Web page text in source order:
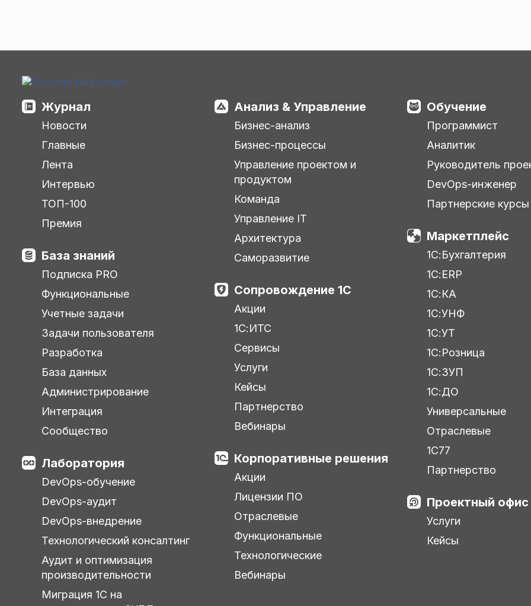
Журнал
Новости
Главные
Лента
Интервью
ТОП-100
Премия
База знаний
Подписка PRO
Функциональные
Учетные задачи
Задачи пользователя
Разработка
База данных
Администрирование
Интеграция
Сообщество
Лаборатория
DevOps-обучение
DevOps-аудит
DevOps-внедрение
Технологический консалтинг
Аудит и оптимизация
производительности
Миграция 1С на
Анализ & Управление
Бизнес-анализ
Бизнес-процессы
Управление проектом и
продуктом
Команда
Управление IT
Архитектура
Саморазвитие
Сопровождение 1С
Акции
1С:ИТС
Сервисы
Услуги
Кейсы
Партнерство
Вебинары
Корпоративные решения
Акции
Лицензии ПО
Отраслевые
Функциональные
Технологические
Вебинары
Обучение
Программист
Аналитик
Руководитель
DevOps-инженер
Партнерские курсы
Маркетплейс
1С:Бухгалтерия
1С:ERP
1С:КА
1С:УНФ
1С:УТ
1С:Розница
1С:ЗУП
1С:ДО
Универсальные
Отраслевые
1С77
Партнерство
Проектный офис
Услуги
Кейсы